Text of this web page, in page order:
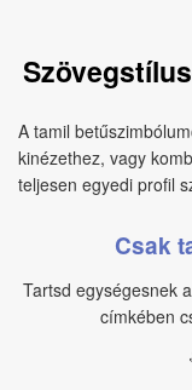
A tamil
kinézethez, vagy
teljesen egyedi profil
Csak
Tartsd egységesnek
címkében